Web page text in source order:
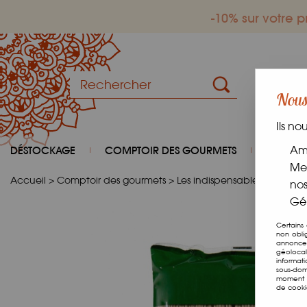
-10% sur votre
DÉSTOCKAGE COMPTOIR DES GOURMETS COIN
Accueil > Comptoir des gourmets > Les indispensables Pâtes
Ils
Certains
non
sous-
moment
de